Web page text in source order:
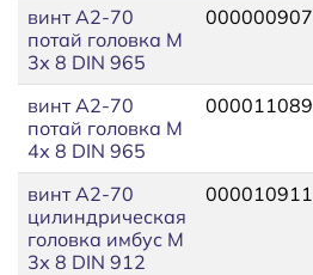
винт A2-70
потай головка М
3х 8 DIN 965
000000907
винт A2-70
потай головка М
4х 8 DIN 965
000011089
винт A2-70
цилиндрическая
головка имбус М
3х 8 DIN 912
000010911